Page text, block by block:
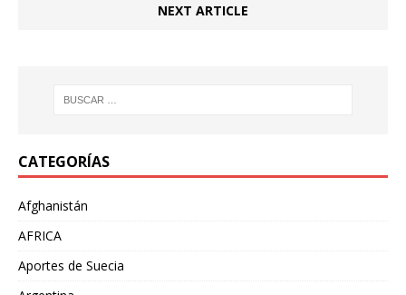
NEXT ARTICLE
CATEGORÍAS
Afghanistán
AFRICA
Aportes de Suecia